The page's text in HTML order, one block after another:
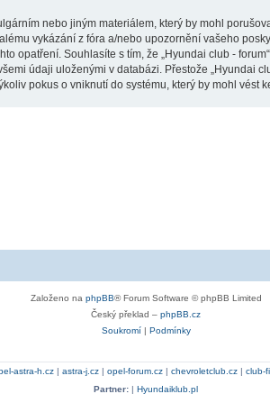
nebo jiným materiálem, který by mohl
vykázání z fóra a/nebo upozornění vašeho
opatření. Souhlasíte s tím, že „Hyundai club -
údaji uloženými v databázi. Přestože „Hyundai
pokus o vniknutí do systému, který by mohl vést
Založeno na phpBB® Forum Software © phpBB Limited
Český překlad – phpBB.cz
Soukromí| Podmínky
astra-h.cz| astra-j.cz| opel-forum.cz| chevroletclub.cz| club-
Partner: | Hyundaiklub.pl